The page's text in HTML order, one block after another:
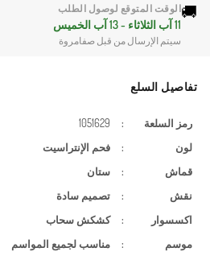
🚚الوقت المتوقع لوصول الطلب
11 آب الثلاثاء - 13 آب الخميس
سيتم الإرسال من قبل صفامروة
تفاصيل السلع
رمز السلعة :
1051629
لون
:
فحم الإنتراسيت
قماش
:
ستان
نقش
:
تصميم سادة
اكسسوار
: كشكش سحاب
موسم
:
مناسب لجميع المواسم